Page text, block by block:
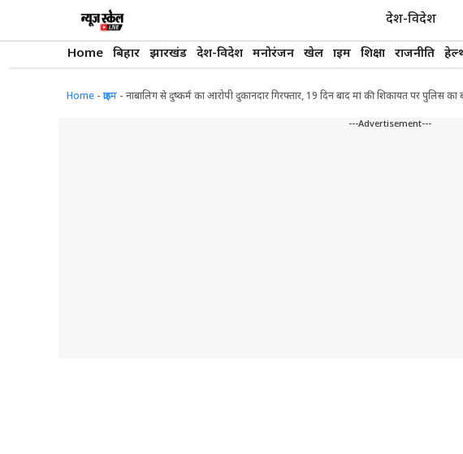
देश-विदेश
Home बिहार झारखंड देश-विदेश मनोरंजन खेल क्राइम शिक्षा राजनीति
Home - क्राइम - नाबालिग से दुष्कर्म का आरोपी दुकानदार गिरफ्तार, 19 दिन बाद मां की शिकायत पर पुलिस
---Advertisement---